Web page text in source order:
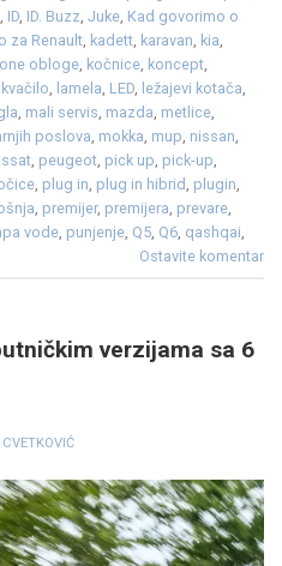
ID ID. Buzz Juke Kad govorimo o
za Renault kadett karavan kia
obloge kočnice koncept
kvačilo lamela LED ležajevi kotača
mali servis mazda metlice
poslova mokka mup nissan
peugeot pick up pick-up
plug in plug in hibrid plugin
premijer, premijera prevare
vode punjenje Q5 Q6 qashqai
Ostavite komentar
verzijama sa 6